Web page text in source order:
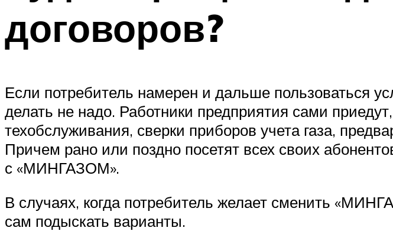
договоров?
Если потребитель намерен и дальше пользоваться
делать не надо. Работники предприятия сами
техобслуживания, сверки приборов учета газа,
Причем рано или поздно посетят всех своих
с «МИНГАЗОМ».
В случаях, когда потребитель желает сменить
сам подыскать варианты.